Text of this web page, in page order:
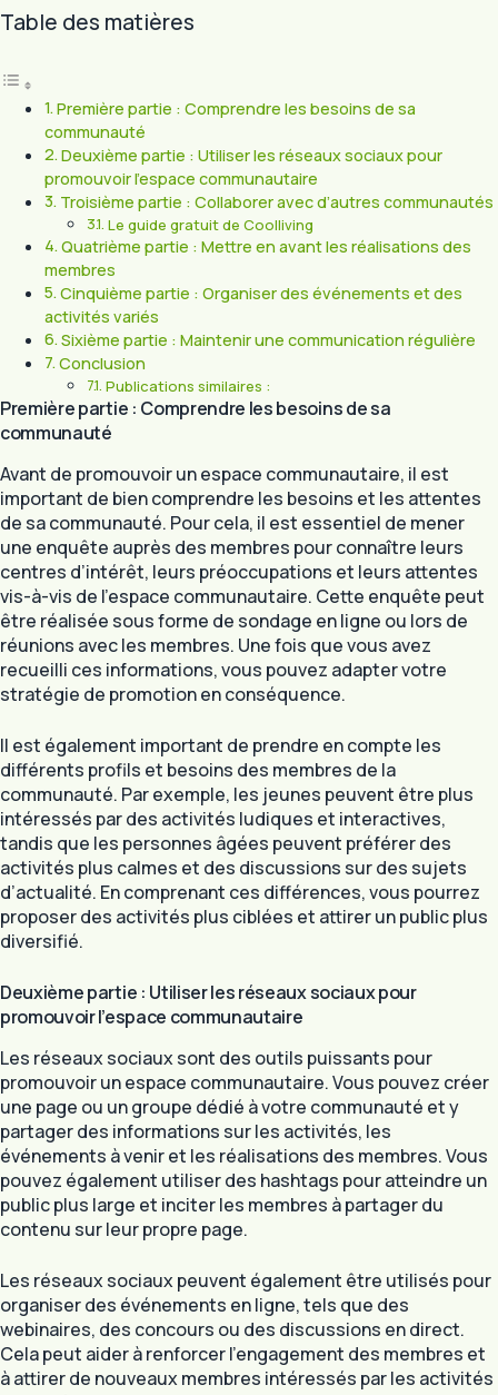
Table des matières
Première partie : Comprendre les besoins de sa
communauté
Deuxième partie : Utiliser les réseaux sociaux pour
promouvoir l’espace communautaire
Troisième partie : Collaborer avec d’autres communautés
Le guide gratuit de Coolliving
Quatrième partie : Mettre en avant les réalisations des
membres
Cinquième partie : Organiser des événements et des
activités variés
Sixième partie : Maintenir une communication régulière
Conclusion
Publications similaires :
Première partie : Comprendre les besoins de sa
communauté
Avant de promouvoir un espace communautaire, il est
important de bien comprendre les besoins et les attentes
de sa communauté. Pour cela, il est essentiel de mener
une enquête auprès des membres pour connaître leurs
centres d’intérêt, leurs préoccupations et leurs attentes
vis-à-vis de l’espace communautaire. Cette enquête peut
être réalisée sous forme de sondage en ligne ou lors de
réunions avec les membres. Une fois que vous avez
recueilli ces informations, vous pouvez adapter votre
stratégie de promotion en conséquence.
Il est également important de prendre en compte les
différents profils et besoins des membres de la
communauté. Par exemple, les jeunes peuvent être plus
intéressés par des activités ludiques et interactives,
tandis que les personnes âgées peuvent préférer des
activités plus calmes et des discussions sur des sujets
d’actualité. En comprenant ces différences, vous pourrez
proposer des activités plus ciblées et attirer un public plus
diversifié.
Deuxième partie : Utiliser les réseaux sociaux pour
promouvoir l’espace communautaire
Les réseaux sociaux sont des outils puissants pour
promouvoir un espace communautaire. Vous pouvez créer
une page ou un groupe dédié à votre communauté et y
partager des informations sur les activités, les
événements à venir et les réalisations des membres. Vous
pouvez également utiliser des hashtags pour atteindre un
public plus large et inciter les membres à partager du
contenu sur leur propre page.
Les réseaux sociaux peuvent également être utilisés pour
organiser des événements en ligne, tels que des
webinaires, des concours ou des discussions en direct.
Cela peut aider à renforcer l’engagement des membres et
à attirer de nouveaux membres intéressés par les activités